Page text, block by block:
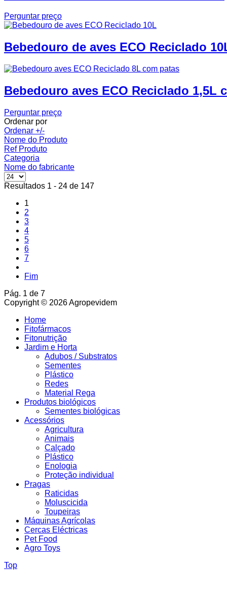
Perguntar preço
Bebedouro de aves ECO Reciclado
Bebedouro aves ECO Reciclado 1,5L
Perguntar preço
Ordenar por
Ordenar +/-
Nome do Produto
Ref Produto
Categoria
Nome do fabricante
Resultados 1 - 24 de 147
1
2
3
4
5
6
7
Fim
Pág. 1 de 7
Copyright © 2026 Agropevidem
Home
Fitofármacos
Fitonutrição
Jardim e Horta
Adubos / Substratos
Sementes
Plástico
Redes
Material Rega
Produtos biológicos
Sementes biológicas
Acessórios
Agricultura
Animais
Calçado
Plástico
Enologia
Proteção individual
Pragas
Raticidas
Moluscicida
Toupeiras
Máquinas Agrícolas
Cercas Eléctricas
Pet Food
Agro Toys
Top